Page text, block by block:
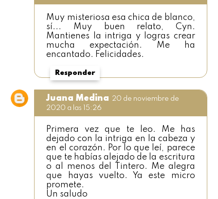
Muy misteriosa esa chica de blanco,
sí... Muy buen relato, Cyn.
Mantienes la intriga y logras crear
mucha expectación. Me ha
encantado. Felicidades.
Responder
Juana Medina 20 de noviembre de
2020 a las 15:26
Primera vez que te leo. Me has
dejado con la intriga en la cabeza y
en el corazón. Por lo que leí, parece
que te habías alejado de la escritura
o al menos del Tintero. Me alegra
que hayas vuelto. Ya este micro
promete.
Un saludo